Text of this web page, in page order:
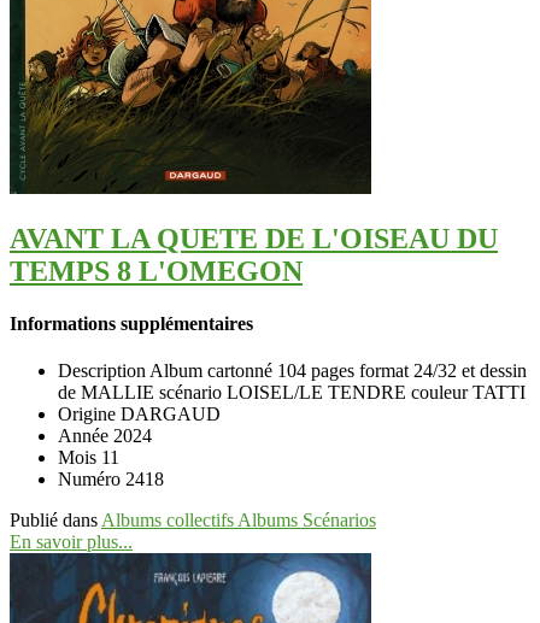
AVANT LA QUETE DE L'OISEAU DU
TEMPS 8 L'OMEGON
Informations supplémentaires
Description Album cartonné 104 pages format 24/32 et dessin
de MALLIE scénario LOISEL/LE TENDRE couleur TATTI
Origine DARGAUD
Année 2024
Mois 11
Numéro 2418
Publié dans Albums collectifs Albums Scénarios
En savoir plus...